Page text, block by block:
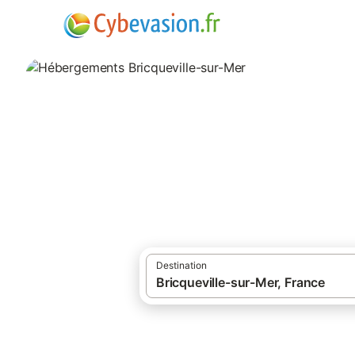
Destination